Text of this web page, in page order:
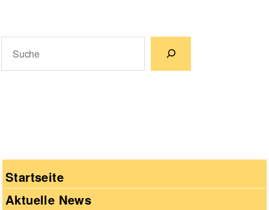
Startseite
Aktuelle News